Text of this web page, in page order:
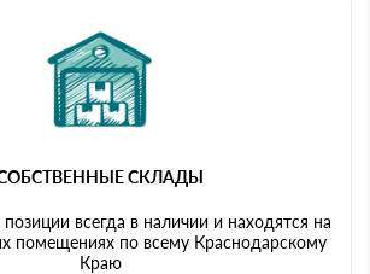
СКЛАДЫ
всегда в наличии и находятся на
помещениях по всему Краснодарскому
Краю